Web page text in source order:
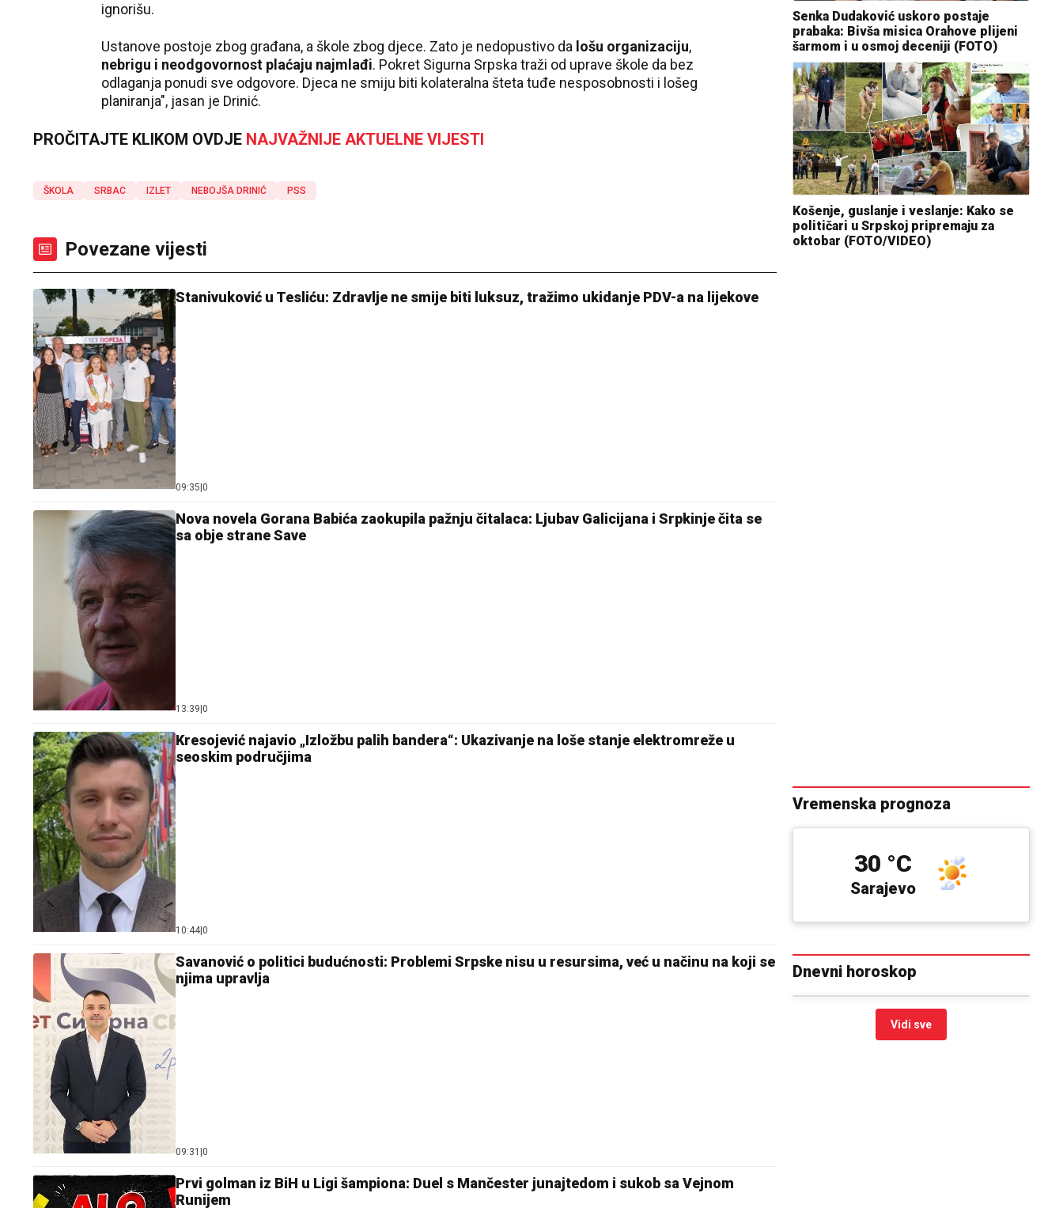
ignorišu.
Ustanove postoje zbog građana, a škole zbog djece. Zato je nedopustivo da lošu organizaciju,
nebrigu i neodgovornost plaćaju najmlađi. Pokret Sigurna Srpska traži od uprave škole da bez
odlaganja ponudi sve odgovore. Djeca ne smiju biti kolateralna šteta tuđe nesposobnosti i lošeg
planiranja", jasan je Drinić.
PROČITAJTE KLIKOM OVDJE NAJVAŽNIJE AKTUELNE VIJESTI
ŠKOLA SRBAC IZLET NEBOJŠA DRINIĆ PSS
Povezane vijesti
Stanivuković u Tesliću: Zdravlje ne smije biti luksuz, tražimo ukidanje PDV-a na lijekove
09:35 0
Nova novela Gorana Babića zaokupila pažnju čitalaca: Ljubav Galicijana i Srpkinje čita se
sa obje strane Save
13:39 0
Kresojević najavio „Izložbu palih bandera“: Ukazivanje na loše stanje elektromreže u
seoskim područjima
10:44 0
Savanović o politici budućnosti: Problemi Srpske nisu u resursima, već u načinu na koji se
njima upravlja
09:31 0
Prvi golman iz BiH u Ligi šampiona: Duel s Mančester junajtedom i sukob sa Vejnom
Runijem
Senka Dudaković uskoro postaje
prabaka: Bivša misica Orahove plijeni
šarmom i u osmoj deceniji (FOTO)
Košenje, guslanje i veslanje: Kako se
političari u Srpskoj pripremaju za
oktobar (FOTO/VIDEO)
Vremenska prognoza
Sarajevo
30 °C
Dnevni horoskop
Vidi sve